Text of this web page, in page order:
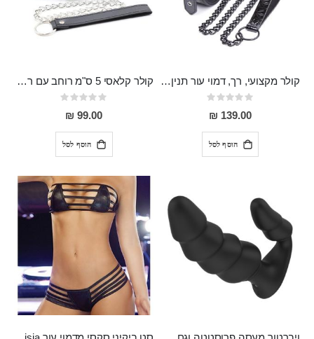
קולר מקצועי, רך, דמוי עור תנין רוחב 5.2 סמ עם רצועת שרשרת באורך 70 סמ Marv
Rating:
0%
139.00 ₪
הוסף לסל
קולר קלאסי 5 ס"מ רוחב עם רצועת שרשרת באורך 60 ס"מ Talon
Rating:
0%
99.00 ₪
הוסף לסל